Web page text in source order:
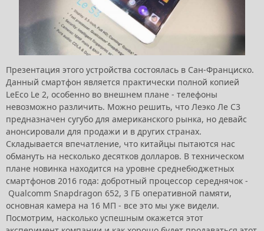
Презентация этого устройства состоялась в Сан-Франциско.
Данный смартфон является практически полной копией
LeEco Le 2, особенно во внешнем плане - телефоны
невозможно различить. Можно решить, что Леэко Ле С3
предназначен сугубо для американского рынка, но девайс
анонсировали для продажи и в других странах.
Складывается впечатление, что китайцы пытаются нас
обмануть на несколько десятков долларов. В техническом
плане новинка находится на уровне среднебюджетных
смартфонов 2016 года: добротный процессор середнячок -
Qualcomm Snapdragon 652, 3 ГБ оперативной памяти,
основная камера на 16 МП - все это мы уже видели.
Посмотрим, насколько успешным окажется этот